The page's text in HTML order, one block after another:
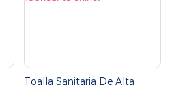
Toalla Sanitaria De Alta